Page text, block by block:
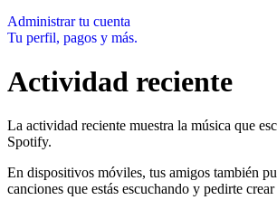
Administrar tu cuenta
Tu perfil, pagos y más.
Actividad reciente
La actividad reciente muestra la música que
Spotify.
En dispositivos móviles, tus amigos también
canciones que estás escuchando y pedirte